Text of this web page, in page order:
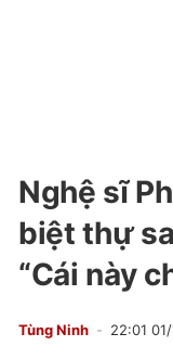
Nghệ sĩ
biệt thự
“Cái này
Tùng Ninh 22:01